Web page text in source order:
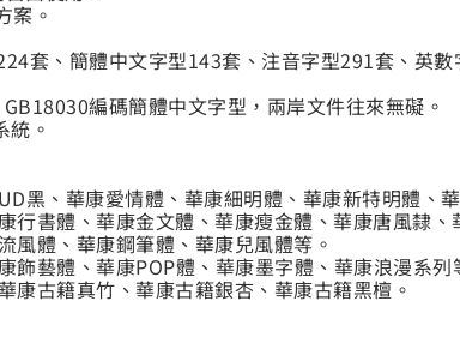
案。
套、簡體中文字型143套、注音字型291套、英
編碼簡體中文字型，兩岸文件往來無礙。
。
黑、華康愛情體、華康細明體、華康新特明體、
行書體、華康金文體、華康瘦金體、華康唐風隸、
風體、華康鋼筆體、華康兒風體等。
藝體、華康POP體、華康墨字體、華康浪漫系列
康古籍真竹、華康古籍銀杏、華康古籍黑檀。